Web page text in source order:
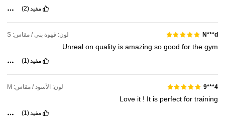
مفيد (2)
N***d لون: قهوة بني / مقاس: S
Unreal on quality is amazing so good for the gym
مفيد (1)
4***9 لون: الأسود / مقاس: M
Love it ! It is perfect for training
مفيد(1)